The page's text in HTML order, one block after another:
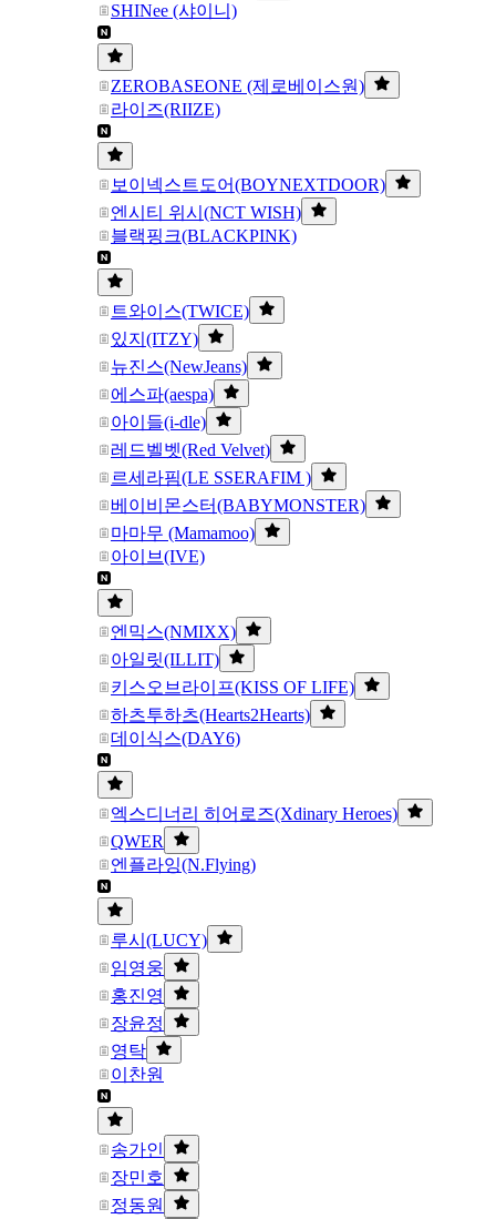
SHINee (샤이니)
ZEROBASEONE (제로베이스원)
라이즈(RIIZE)
보이넥스트도어(BOYNEXTDOOR)
엔시티 위시(NCT WISH)
블랙핑크(BLACKPINK)
트와이스(TWICE)
있지(ITZY)
뉴진스(NewJeans)
에스파(aespa)
아이들(i-dle)
레드벨벳(Red Velvet)
르세라핌(LE SSERAFIM )
베이비몬스터(BABYMONSTER)
마마무 (Mamamoo)
아이브(IVE)
엔믹스(NMIXX)
아일릿(ILLIT)
키스오브라이프(KISS OF LIFE)
하츠투하츠(Hearts2Hearts)
데이식스(DAY6)
엑스디너리 히어로즈(Xdinary Heroes)
QWER
엔플라잉(N.Flying)
루시(LUCY)
임영웅
홍진영
장윤정
영탁
이찬원
송가인
장민호
정동원